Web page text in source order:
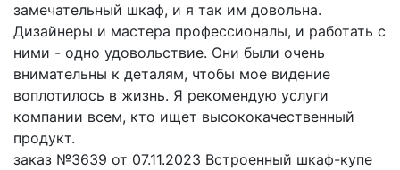
замечательный шкаф, и я так им довольна.
Дизайнеры и мастера профессионалы, и работать с
ними - одно удовольствие. Они были очень
внимательны к деталям, чтобы мое видение
воплотилось в жизнь. Я рекомендую услуги
компании всем, кто ищет высококачественный
продукт.
заказ №3639 от 07.11.2023 Встроенный шкаф-купе